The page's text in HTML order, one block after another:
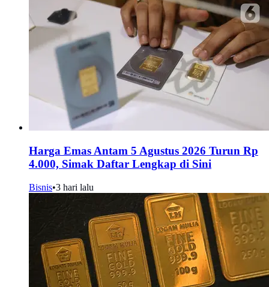
Harga Emas Antam 5 Agustus 2026 Turun Rp
4.000, Simak Daftar Lengkap di Sini
Bisnis•3 hari lalu